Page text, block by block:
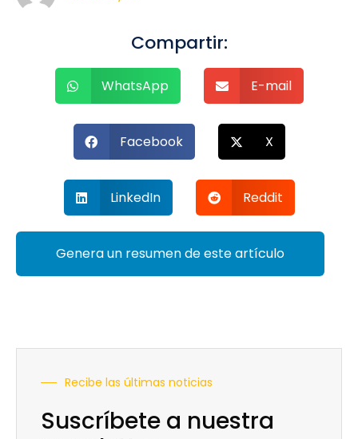
Compartir:
WhatsApp E-mail
Facebook X
LinkedIn Reddit
Genera un resumen de este artículo
Recibe las últimas noticias
Suscríbete a nuestra